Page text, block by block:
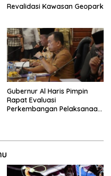
Revalidasi Kawasan Geopark
Gubernur Al Haris Pimpin
Rapat Evaluasi
Perkembangan Pelaksanaan